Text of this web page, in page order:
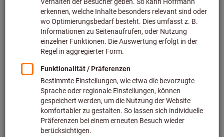
Preis pro 1 Stück
zzgl. Versandkosten
Netto: 247,90 €